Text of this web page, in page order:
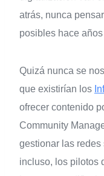
atrás, nunca
posibles hace
Quizá nunca se
que existirían los
ofrecer contenido
Community
gestionar las
incluso, los pilotos